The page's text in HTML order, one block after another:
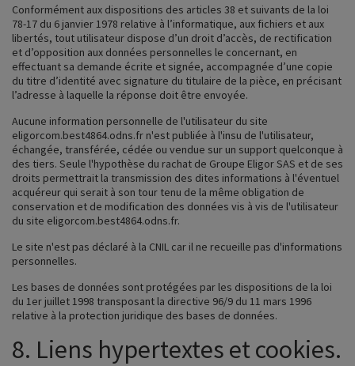
Conformément aux dispositions des articles 38 et suivants de la loi
78-17 du 6 janvier 1978 relative à l’informatique, aux fichiers et aux
libertés, tout utilisateur dispose d’un droit d’accès, de rectification
et d’opposition aux données personnelles le concernant, en
effectuant sa demande écrite et signée, accompagnée d’une copie
du titre d’identité avec signature du titulaire de la pièce, en précisant
l’adresse à laquelle la réponse doit être envoyée.
Aucune information personnelle de l'utilisateur du site
eligorcom.best4864.odns.fr n'est publiée à l'insu de l'utilisateur,
échangée, transférée, cédée ou vendue sur un support quelconque à
des tiers. Seule l'hypothèse du rachat de Groupe Eligor SAS et de ses
droits permettrait la transmission des dites informations à l'éventuel
acquéreur qui serait à son tour tenu de la même obligation de
conservation et de modification des données vis à vis de l'utilisateur
du site eligorcom.best4864.odns.fr.
Le site n'est pas déclaré à la CNIL car il ne recueille pas d'informations
personnelles.
Les bases de données sont protégées par les dispositions de la loi
du 1er juillet 1998 transposant la directive 96/9 du 11 mars 1996
relative à la protection juridique des bases de données.
8. Liens hypertextes et cookies.